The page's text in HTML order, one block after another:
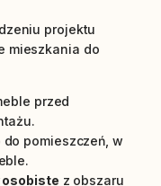
projektu
mieszkania do
przed
do pomieszczeń, w
osobiste z obszaru